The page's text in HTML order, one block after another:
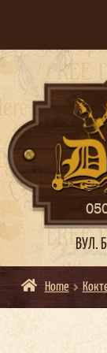
ВУЛ.
Home